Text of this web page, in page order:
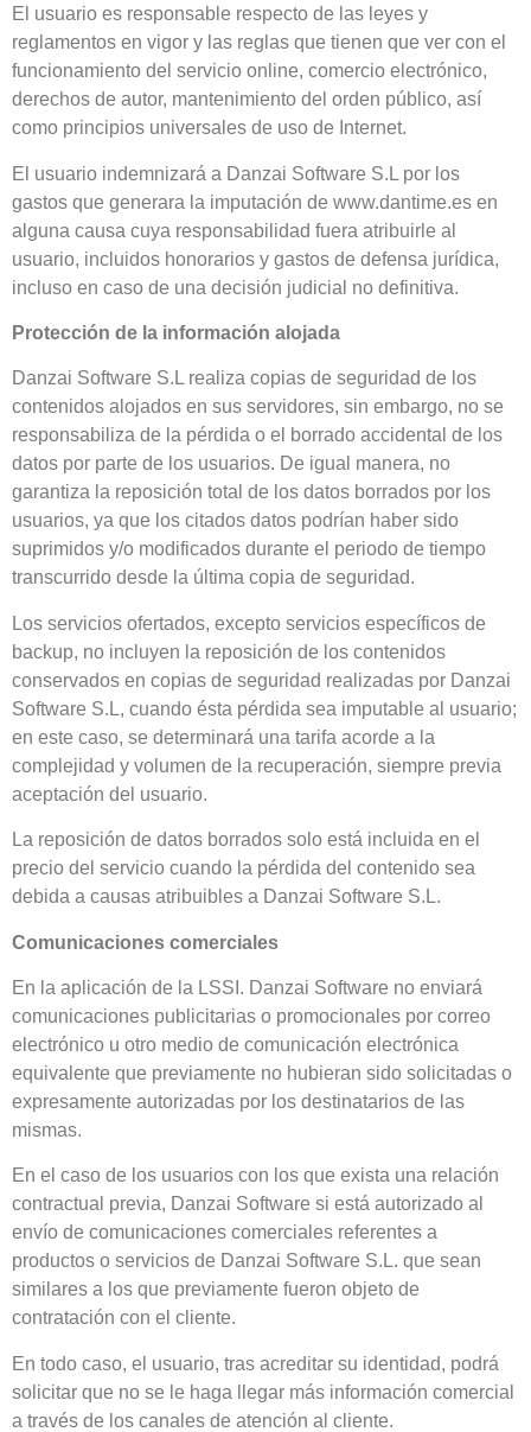
El usuario es responsable respecto de las leyes y
reglamentos en vigor y las reglas que tienen que ver con el
funcionamiento del servicio online, comercio electrónico,
derechos de autor, mantenimiento del orden público, así
como principios universales de uso de Internet.
El usuario indemnizará a Danzai Software S.L por los
gastos que generara la imputación de www.dantime.es en
alguna causa cuya responsabilidad fuera atribuirle al
usuario, incluidos honorarios y gastos de defensa jurídica,
incluso en caso de una decisión judicial no definitiva.
Protección de la información alojada
Danzai Software S.L realiza copias de seguridad de los
contenidos alojados en sus servidores, sin embargo, no se
responsabiliza de la pérdida o el borrado accidental de los
datos por parte de los usuarios. De igual manera, no
garantiza la reposición total de los datos borrados por los
usuarios, ya que los citados datos podrían haber sido
suprimidos y/o modificados durante el periodo de tiempo
transcurrido desde la última copia de seguridad.
Los servicios ofertados, excepto servicios específicos de
backup, no incluyen la reposición de los contenidos
conservados en copias de seguridad realizadas por Danzai
Software S.L, cuando ésta pérdida sea imputable al usuario;
en este caso, se determinará una tarifa acorde a la
complejidad y volumen de la recuperación, siempre previa
aceptación del usuario.
La reposición de datos borrados solo está incluida en el
precio del servicio cuando la pérdida del contenido sea
debida a causas atribuibles a Danzai Software S.L.
Comunicaciones comerciales
En la aplicación de la LSSI. Danzai Software no enviará
comunicaciones publicitarias o promocionales por correo
electrónico u otro medio de comunicación electrónica
equivalente que previamente no hubieran sido solicitadas o
expresamente autorizadas por los destinatarios de las
mismas.
En el caso de los usuarios con los que exista una relación
contractual previa, Danzai Software si está autorizado al
envío de comunicaciones comerciales referentes a
productos o servicios de Danzai Software S.L. que sean
similares a los que previamente fueron objeto de
contratación con el cliente.
En todo caso, el usuario, tras acreditar su identidad, podrá
solicitar que no se le haga llegar más información comercial
a través de los canales de atención al cliente.